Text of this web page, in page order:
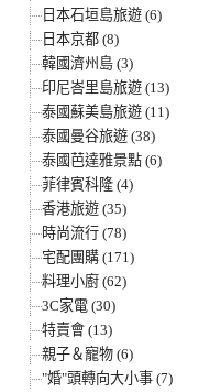
日本石垣島旅遊 (6)
日本京都 (8)
韓國濟州島 (3)
印尼峇里島旅遊 (13)
泰國蘇美島旅遊 (11)
泰國曼谷旅遊 (38)
泰國芭達雅景點 (6)
菲律賓科隆 (4)
香港旅遊 (35)
時尚流行 (78)
宅配團購 (171)
料理小廚 (62)
3C家電 (30)
特賣會 (13)
親子＆寵物 (6)
"婚"頭轉向大小事 (7)